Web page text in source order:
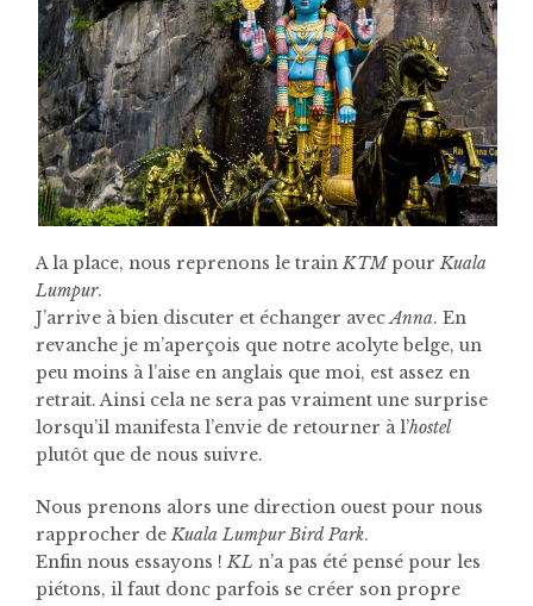
A la place, nous reprenons le trainKTMpourKuala
Lumpur.
J’arrive à bien discuter et échanger avecAnna. En
revanche je m’aperçois que notre acolyte belge, un
peu moins à l’aise en anglais que moi, est assez en
retrait. Ainsi cela ne sera pas vraiment une surprise
lorsqu’il manifesta l’envie de retourner à l’hostel
plutôt que de nous suivre.
Nous prenons alors une direction ouest pour nous
rapprocher deKuala Lumpur Bird Park.
Enfin nous essayons !KL n’a pas été pensé pour les
piétons, il faut donc parfois se créer son propre